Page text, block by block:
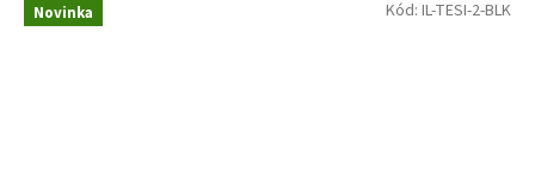
Novinka Kód: IL-TESI-2-BLK